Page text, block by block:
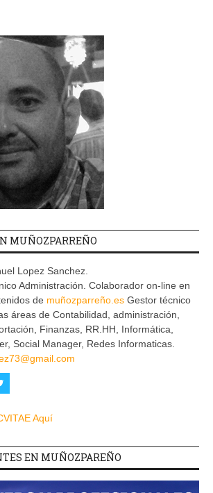
MUÑOZPARREÑO
Lopez Sanchez.
Administración. Colaborador on-line en
de muñozparreño.es Gestor técnico
áreas de Contabilidad, administración,
Finanzas, RR.HH, Informática,
Social Manager, Redes Informaticas.
Aquí
EN MUÑOZPAREÑO